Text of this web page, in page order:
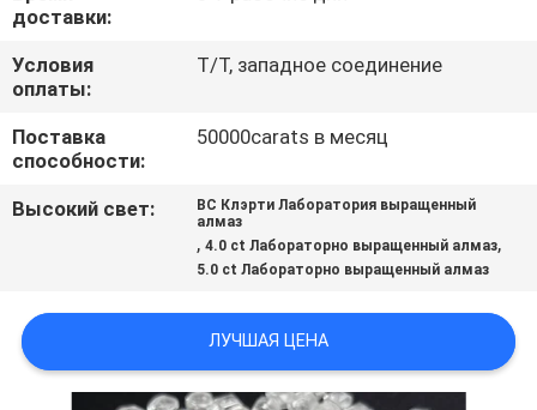
НОВОСТИ
СЛУЧАИ
САЙТА
POLICY
доставки:
Условия
оплаты:
T/T, западное соединение
Поставка
способности:
50000carats в месяц
Высокий свет:
ВС Клэрти Лаборатория выращенный
алмаз
,4.0 ct Лабораторно выращенный алмаз,
5.0 ct Лабораторно выращенный алмаз
ЛУЧШАЯ ЦЕНА